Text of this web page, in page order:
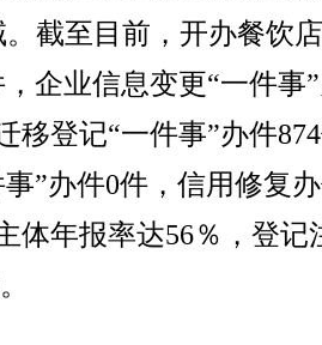
截至目前，开办餐饮
，企业信息变更“一件事
移登记“一件事”办件
”办件0件，信用修复
体年报率达56％，登记